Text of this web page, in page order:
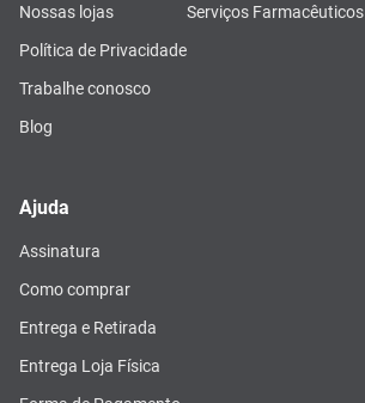
Nossas lojas
Política de Privacidade
Trabalhe conosco
Blog
Serviços Farmacêuticos
Ajuda
Assinatura
Como comprar
Entrega e Retirada
Entrega Loja Física